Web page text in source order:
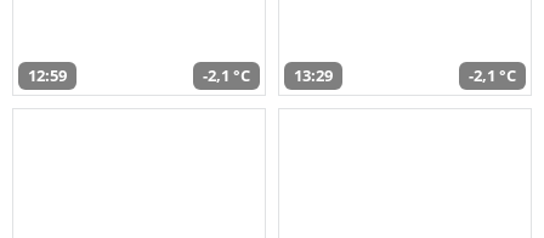
12:59 -2,1 °C 13:29 -2,1 °C